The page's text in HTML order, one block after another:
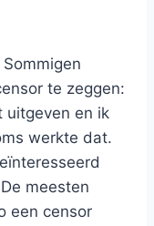
te zeggen:
uitgeven en ik
werkte dat.
meesten
een censor